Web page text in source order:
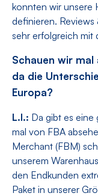
konnten wir unsere
definieren.
sehr erfolgreich mit
Schauen wir
da die
Europa?
L.I.: Da gibt es
mal von FBA
Merchant (FBM)
unserem
den Endkunden
Paket in unserer